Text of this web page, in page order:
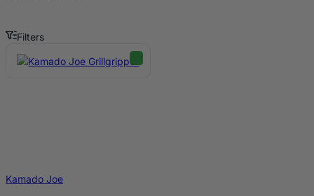
Filters
Grillgripper Producten
Kamado Joe